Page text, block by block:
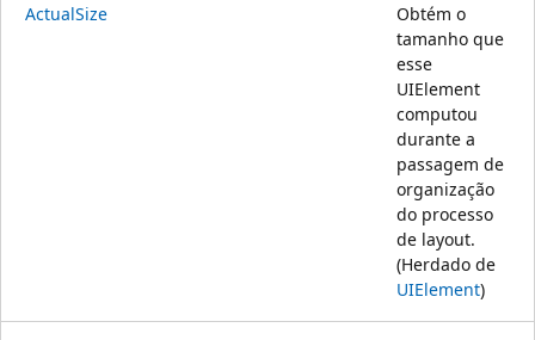
ActualSize
Obtém o
tamanho que
esse
UIElement
computou
durante a
passagem de
organização
do processo
de layout.
(Herdado de
UIElement)